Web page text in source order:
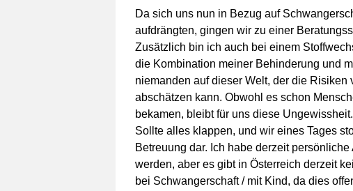
Da sich uns nun in Bezug auf
aufdrängten, gingen wir zu einer
Zusätzlich bin ich auch bei einem
die Kombination meiner Behinderung und
niemanden auf dieser Welt, der die Risiken
abschätzen kann. Obwohl es schon
bekamen, bleibt für uns diese Ungewissheit.
Sollte alles klappen, und wir eines Tages
Betreuung dar. Ich habe derzeit
werden, aber es gibt in Österreich derzeit
bei Schwangerschaft / mit Kind, da dies